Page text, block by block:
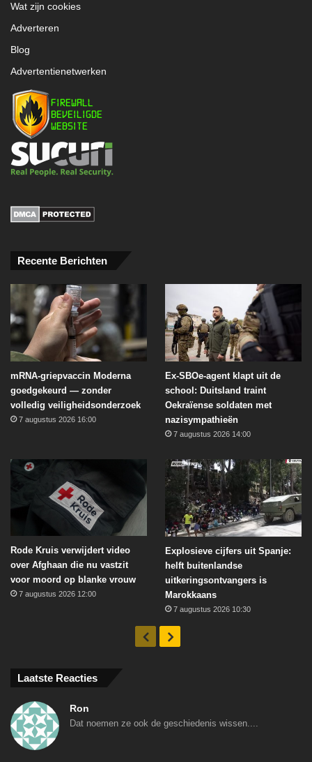
Wat zijn cookies
Adverteren
Blog
Advertentienetwerken
Recente Berichten
mRNA-griepvaccin Moderna
goedgekeurd — zonder
volledig veiligheidsonderzoek
7 augustus 2026 16:00
Ex-SBOe-agent klapt uit de
school: Duitsland traint
Oekraïense soldaten met
nazisympathieën
7 augustus 2026 14:00
Rode Kruis verwijdert video
over Afghaan die nu vastzit
voor moord op blanke vrouw
7 augustus 2026 12:00
Explosieve cijfers uit Spanje:
helft buitenlandse
uitkeringsontvangers is
Marokkaans
7 augustus 2026 10:30
VorigeVolgende
Laatste Reacties
Ron
Dat noemen ze ook de geschiedenis wissen....